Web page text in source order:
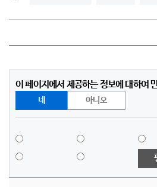
이 페이지에서 제공하는 정보에 대하여
네 아니오